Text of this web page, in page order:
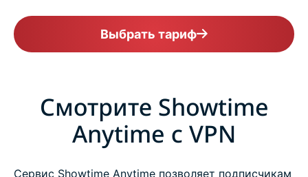
Выбрать тариф
Смотрите Showtime
Anytime с VPN
Сервис Showtime Anytime позволяет подписчикам